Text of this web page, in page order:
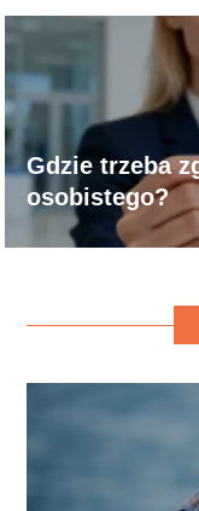
Gdzie trzeba
osobistego?